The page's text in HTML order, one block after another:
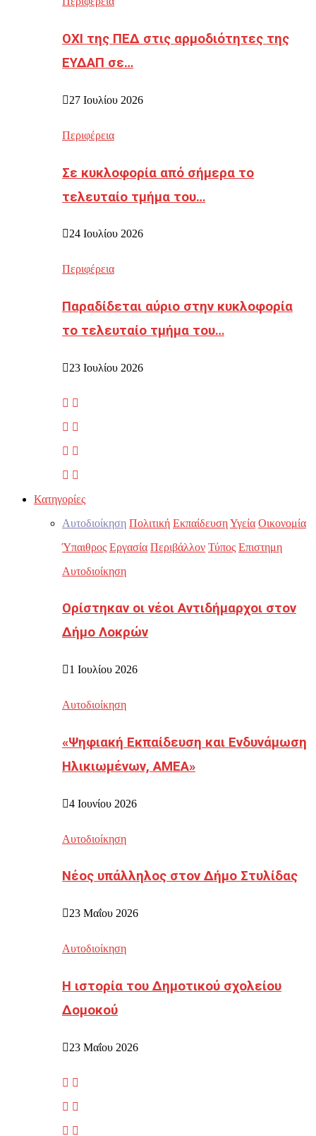
ΟΧΙ της ΠΕΔ στις αρμοδιότητες της
ΕΥΔΑΠ σε…
27 Ιουλίου 2026
Περιφέρεια
Σε κυκλοφορία από σήμερα το
τελευταίο τμήμα του…
24 Ιουλίου 2026
Περιφέρεια
Παραδίδεται αύριο στην κυκλοφορία
το τελευταίο τμήμα του…
23 Ιουλίου 2026
Κατηγορίες
Αυτοδιοίκηση Πολιτική ΕκπαίδευσηΥγεία Οικονομία
Ύπαιθρος Εργασία Περιβάλλον Τύπος Επιστημη
Αυτοδιοίκηση
Ορίστηκαν οι νέοι Αντιδήμαρχοι στον
Δήμο Λοκρών
1 Ιουλίου 2026
Αυτοδιοίκηση
«Ψηφιακή Εκπαίδευση και Ενδυνάμωση
Ηλικιωμένων, ΑΜΕΑ»
4 Ιουνίου 2026
Αυτοδιοίκηση
Νέος υπάλληλος στον Δήμο Στυλίδας
23 Μαΐου 2026
Αυτοδιοίκηση
Η ιστορία του Δημοτικού σχολείου
Δομοκού
23 Μαΐου 2026